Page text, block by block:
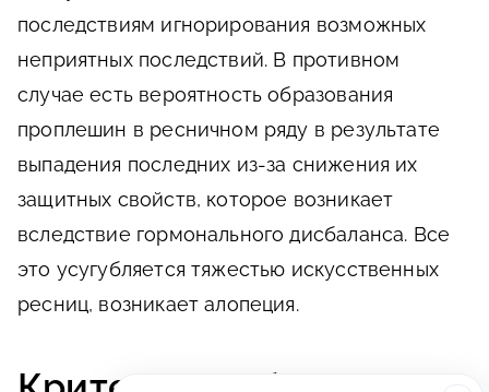
последствиям игнорирования возможных
неприятных последствий. В противном
случае есть вероятность образования
проплешин в ресничном ряду в результате
выпадения последних из-за снижения их
защитных свойств, которое возникает
вследствие гормонального дисбаланса. Все
это усугубляется тяжестью искусственных
ресниц, возникает алопеция.